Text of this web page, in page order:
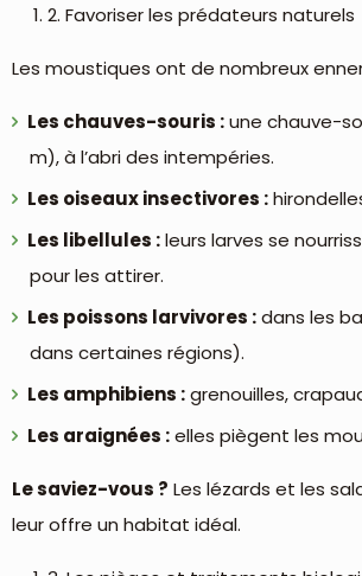
2. Favoriser les prédateurs naturels
Les moustiques ont de nombreux
Les chauves-souris :une chauve-
m), à l’abri des intempéries.
Les oiseaux insectivores :
Les libellules :leurs larves se
pour les attirer.
Les poissons larvivores :dans les
dans certaines régions).
Les amphibiens :grenouilles,
Les araignées :elles piègent les
Le saviez-vous ? Les lézards et les
leur offre un habitat idéal.